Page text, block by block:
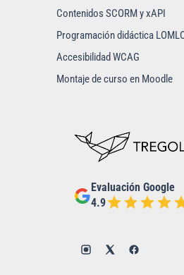
Contenidos SCORM y xAPI
Programación didáctica
Accesibilidad WCAG
Montaje de curso en Moodle
Evaluación Google
4.9